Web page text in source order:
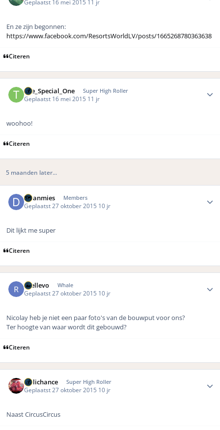
Geplaatst 16 mei 2015 11 jr
En ze zijn begonnen:
https://www.facebook.com/ResortsWorldLV/posts/1665268780363638
Citeren
The_Special_One Super High Roller
Geplaatst 16 mei 2015 11 jr
woohoo!
Citeren
5 maanden later...
Daanmies Members
Geplaatst27 oktober 2015 10 jr
Dit lijkt me super
Citeren
rhellevo Whale
Geplaatst27 oktober 2015 10 jr
Nicolay heb je niet een paar foto's van de bouwput voor ons?
Ter hoogte van waar wordt dit gebouwd?
Citeren
Hillichance Super High Roller
Geplaatst27 oktober 2015 10 jr
Naast CircusCircus